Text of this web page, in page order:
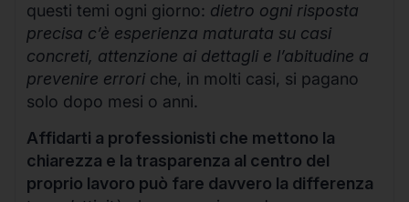
questi temi ogni giorno: dietro ogni risposta
precisa c’è esperienza maturata su casi
concreti, attenzione ai dettagli e l’abitudine a
prevenire errori che, in molti casi, si pagano
solo dopo mesi o anni.
Affidarti a professionisti che mettono la
chiarezza e la trasparenza al centro del
proprio lavoro può fare davvero la differenza